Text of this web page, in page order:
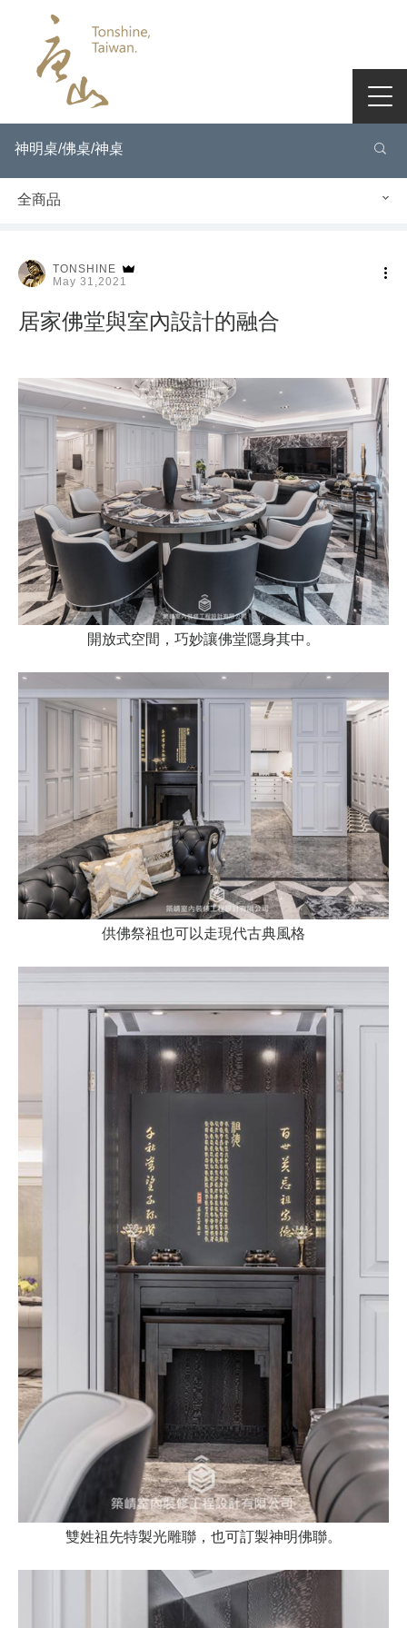
神明桌/佛桌/神桌
全商品
TONSHINE
May 31,2021
居家佛堂與室內設計的融合
開放式空間，巧妙讓佛堂隱身其中。
供佛祭祖也可以走現代古典風格
雙姓祖先特製光雕聯，也可訂製神明佛聯。